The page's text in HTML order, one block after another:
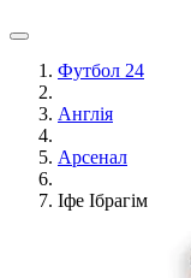
Футбол 24
Англія
Арсенал
Іфе Ібрагім